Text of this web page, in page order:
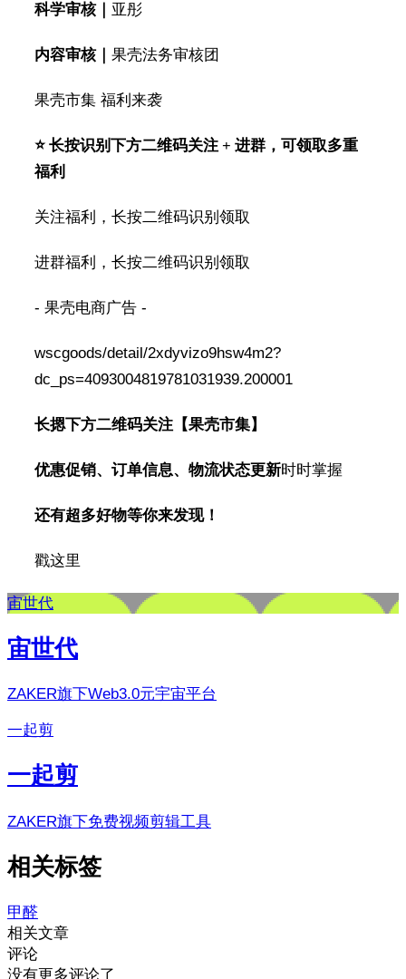
科学审核｜ 亚彤
内容审核｜ 果壳法务审核团
果壳市集 福利来袭
⭐️ 长按识别下方二维码关注 + 进群，可领取多重
福利
关注福利，长按二维码识别领取
进群福利，长按二维码识别领取
- 果壳电商广告 -
wscgoods/detail/2xdyvizo9hsw4m2?
dc_ps=4093004819781031939.200001
长摁下方二维码关注【果壳市集】
优惠促销、订单信息、物流状态更新时时掌握
还有超多好物等你来发现！
戳这里
宙世代
宙世代
ZAKER旗下Web3.0元宇宙平台
一起剪
一起剪
ZAKER旗下免费视频剪辑工具
相关标签
甲醛
相关文章
评论
没有更多评论了